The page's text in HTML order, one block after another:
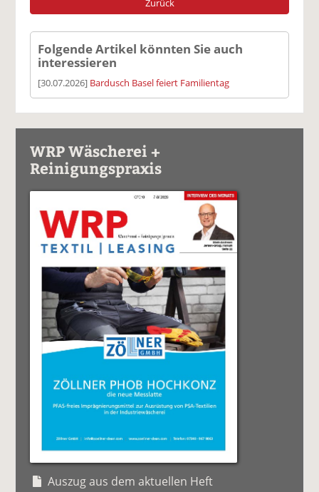
Zurück
Folgende Artikel könnten Sie auch
interessieren
[30.07.2026] Bardusch Basel feiert Familientag
WRP Wäscherei +
Reinigungspraxis
Auszug aus dem aktuellen Heft